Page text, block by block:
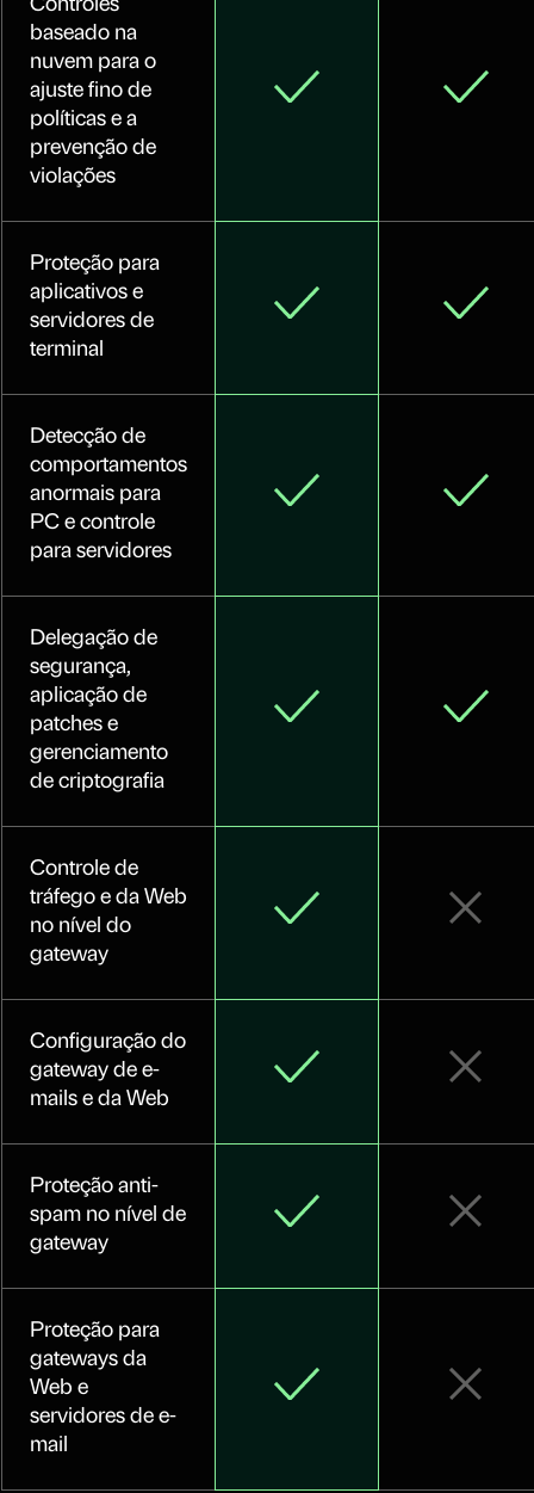
Controles
baseado na
nuvem para o
ajuste fino de
políticas e a
prevenção de
violações
Proteção para
aplicativos e
servidores de
terminal
Detecção de
comportamentos
anormais para
PC e controle
para servidores
Delegação de
segurança,
aplicação de
patches e
gerenciamento
de criptografia
Controle de
tráfego e da Web
no nível do
gateway
Configuração do
gateway de e-
mails e da Web
Proteção anti-
spam no nível de
gateway
Proteção para
gateways da
Web e
servidores de e-
mail